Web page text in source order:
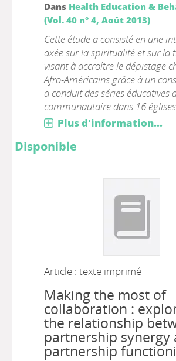
Dans Health Education &
(Vol. 40 n° 4, Août 2013)
Cette étude a consisté en une
axée sur la spiritualité et sur la
visant à accroître le dépistage
Afro-Américains grâce à un
a conduit des séries éducatives
communautaire dans 16
Plus d'information...
Disponible
Article : texte imprimé
Making the most of
collaboration :
the relationship
partnership synergy
partnership